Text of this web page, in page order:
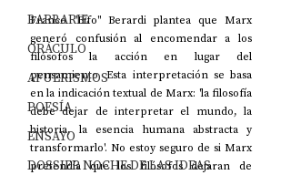
BARBARIE
ORÁCULO
AFUERISMOS
POESÍA
ENSAYO
DOSSIER NOCHE DE LAS IDEAS
Franco "Bifo" Berardi plantea que Marx
generó confusión al encomendar a los
filósofos la acción en lugar del
pensamiento. Esta interpretación se basa
en la indicación textual de Marx: 'la filosofía
debe dejar de interpretar el mundo, la
historia, la esencia humana abstracta y
transformarlo'. No estoy seguro de si Marx
pretendía que los filósofos dejaran de